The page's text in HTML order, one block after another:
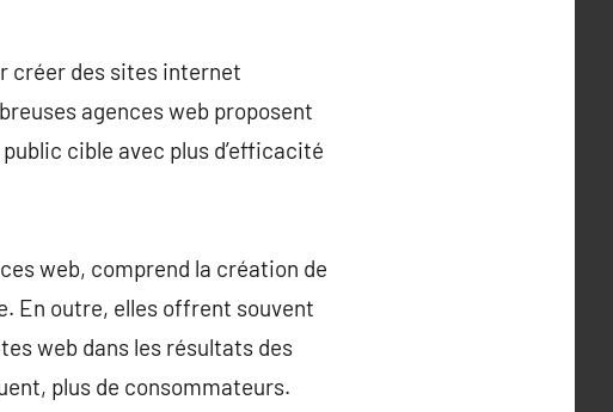
créer des sites internet
agences web proposent
cible avec plus d’efficacité
web, comprend la création de
En outre, elles offrent souvent
web dans les résultats des
plus de consommateurs.